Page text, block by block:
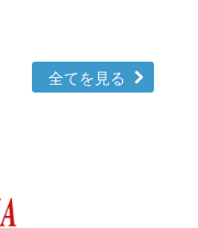
全てを見る